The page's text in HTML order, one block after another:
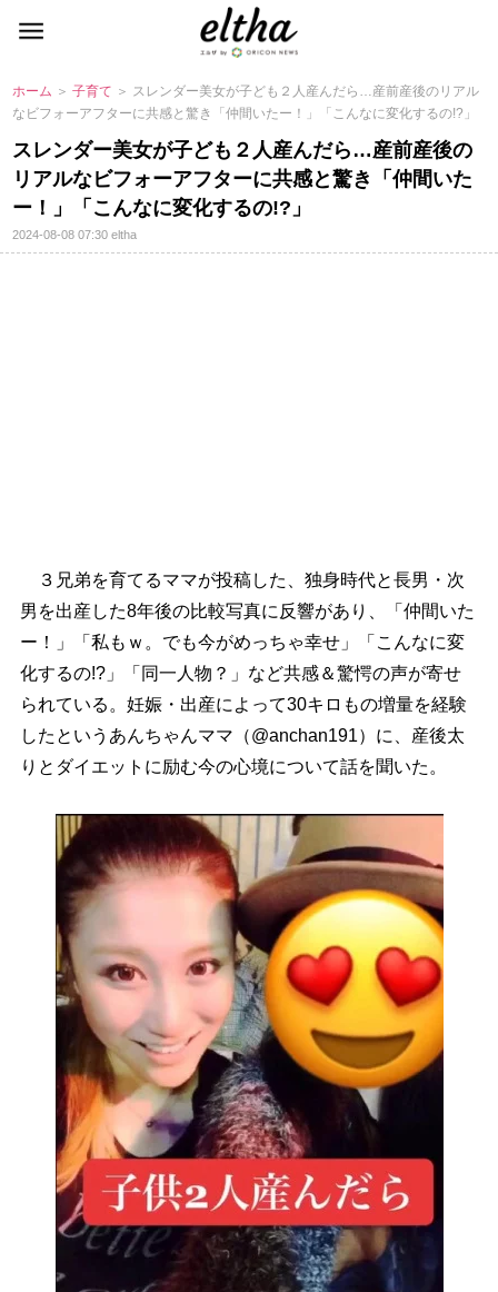
ホーム ＞子育て ＞ スレンダー美女が子ども２人産んだら…産前産後のリアル
なビフォーアフターに共感と驚き「仲間いたー！」「こんなに変化するの!?」
スレンダー美女が子ども２人産んだら…産前産後の
リアルなビフォーアフターに共感と驚き「仲間いた
ー！」「こんなに変化するの!?」
2024-08-08 07:30eltha
３兄弟を育てるママが投稿した、独身時代と長男・次
男を出産した8年後の比較写真に反響があり、「仲間いた
ー！」「私もｗ。でも今がめっちゃ幸せ」「こんなに変
化するの!?」「同一人物？」など共感＆驚愕の声が寄せ
られている。妊娠・出産によって30キロもの増量を経験
したというあんちゃんママ（@anchan191）に、産後太
りとダイエットに励む今の心境について話を聞いた。